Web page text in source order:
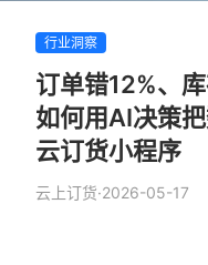
行业洞察
订单错12%、
如何用AI决策
云订货小程序
云上订货·2026-05-17